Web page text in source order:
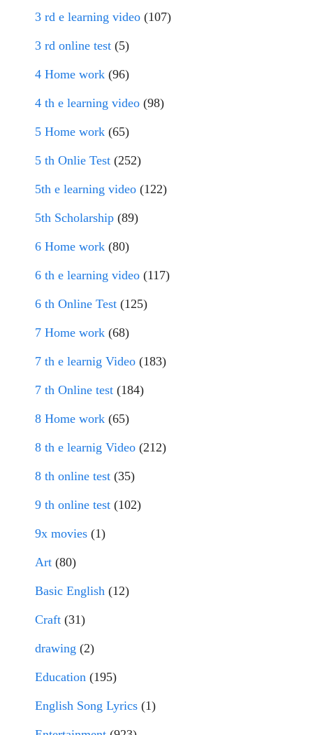
3 rd e learning video (107)
3 rd online test (5)
4 Home work (96)
4 th e learning video (98)
5 Home work (65)
5 th Onlie Test (252)
5th e learning video (122)
5th Scholarship (89)
6 Home work (80)
6 th e learning video (117)
6 th Online Test (125)
7 Home work (68)
7 th e learnig Video (183)
7 th Online test (184)
8 Home work (65)
8 th e learnig Video (212)
8 th online test (35)
9 th online test (102)
9x movies (1)
Art (80)
Basic English (12)
Craft (31)
drawing (2)
Education (195)
English Song Lyrics (1)